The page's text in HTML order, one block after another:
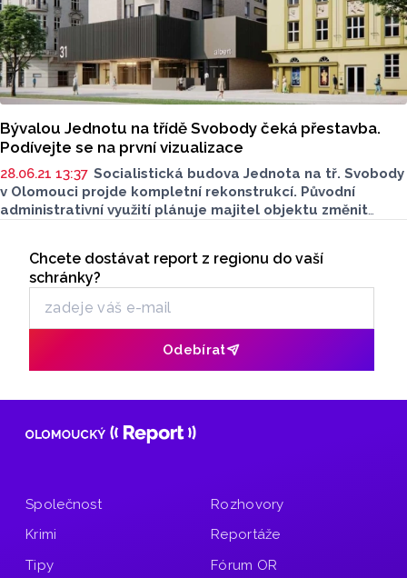
Bývalou Jednotu na třídě Svobody čeká přestavba.
Podívejte se na první vizualizace
28.06.21 13:37 Socialistická budova Jednota na tř. Svobody
v Olomouci projde kompletní rekonstrukcí. Původní
administrativní využití plánuje majitel objektu změnit
a má více zapadnout mezi historické budovy okolo.
Odběr newsletteru
Chcete dostávat report z regionu do vaší
schránky?
Odebírat
Společnost
Krimi
Tipy
Rozhovory
Reportáže
Fórum OR